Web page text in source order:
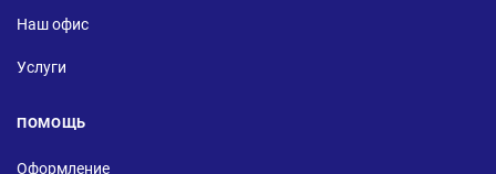
Наш офис
Услуги
ПОМОЩЬ
Оформление